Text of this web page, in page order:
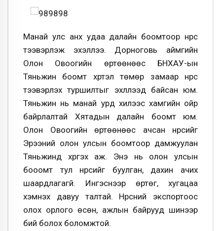
Манай улс анх удаа далайн боомтоор нүүрс
тээвэрлэж эхэллээ. Дорноговь аймгийн
Олон Овоогийн өртөөнөөс БНХАУ-ын
Тяньжин боомт хүртэл төмөр замаар нүүрс
тээвэрлэх туршилтыг эхлүүлээд байсан юм.
Тяньжин нь манай урд хилээс хамгийн ойр
байрлалтай Хятадын далайн боомт юм.
Олон Овоогийн өртөөнөөс ачсан нүүрсийг
Эрээний олон улсын боомтоор дамжуулан
Тяньжинд хүргэх аж. Энэ нь олон улсын
бооомт тул нүүрсийг буулган, дахин ачих
шаардлагагүй. Ингэснээр өртөг, хугацаа
хэмнэх давуу талтай. Нүүрсний экспортоос
олох орлого өсөн, ажлын байрууд шинээр
бий болох боломжтой.